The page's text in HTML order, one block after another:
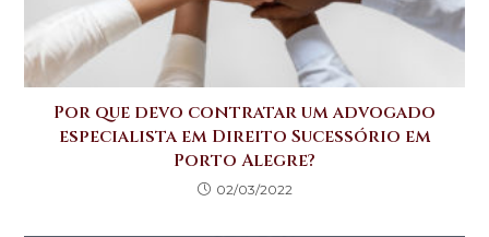
Por que devo contratar um advogado
especialista em Direito Sucessório em
Porto Alegre?
02/03/2022